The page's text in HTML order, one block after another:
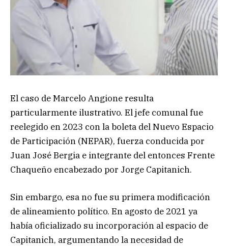
El caso de Marcelo Angione resulta
particularmente ilustrativo. El jefe comunal fue
reelegido en 2023 con la boleta del Nuevo Espacio
de Participación (NEPAR), fuerza conducida por
Juan José Bergia e integrante del entonces Frente
Chaqueño encabezado por Jorge Capitanich.
Sin embargo, esa no fue su primera modificación
de alineamiento político. En agosto de 2021 ya
había oficializado su incorporación al espacio de
Capitanich, argumentando la necesidad de